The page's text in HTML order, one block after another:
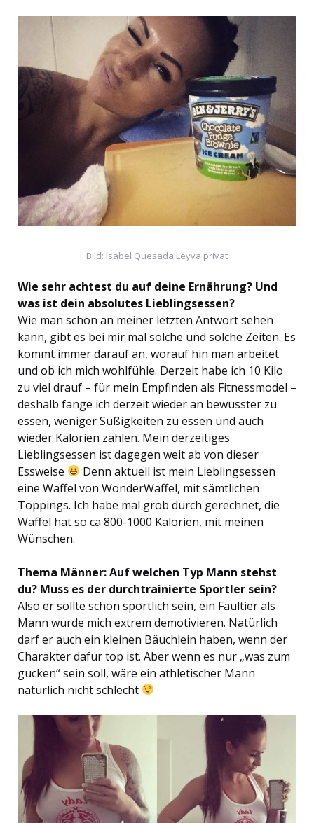
Bild: Isabel Quesada Leyva privat
Wie sehr achtest du auf deine Ernährung? Und
was ist dein absolutes Lieblingsessen?
Wie man schon an meiner letzten Antwort sehen
kann, gibt es bei mir mal solche und solche Zeiten. Es
kommt immer darauf an, worauf hin man arbeitet
und ob ich mich wohlfühle. Derzeit habe ich 10 Kilo
zu viel drauf – für mein Empfinden als Fitnessmodel –
deshalb fange ich derzeit wieder an bewusster zu
essen, weniger Süßigkeiten zu essen und auch
wieder Kalorien zählen. Mein derzeitiges
Lieblingsessen ist dagegen weit ab von dieser
Essweise
Denn aktuell ist mein Lieblingsessen
eine Waffel von WonderWaffel, mit sämtlichen
Toppings. Ich habe mal grob durch gerechnet, die
Waffel hat so ca 800-1000 Kalorien, mit meinen
Wünschen.
Thema Männer: Auf welchen Typ Mann stehst
du? Muss es der durchtrainierte Sportler sein?
Also er sollte schon sportlich sein, ein Faultier als
Mann würde mich extrem demotivieren. Natürlich
darf er auch ein kleinen Bäuchlein haben, wenn der
Charakter dafür top ist. Aber wenn es nur „was zum
gucken“ sein soll, wäre ein athletischer Mann
natürlich nicht schlecht